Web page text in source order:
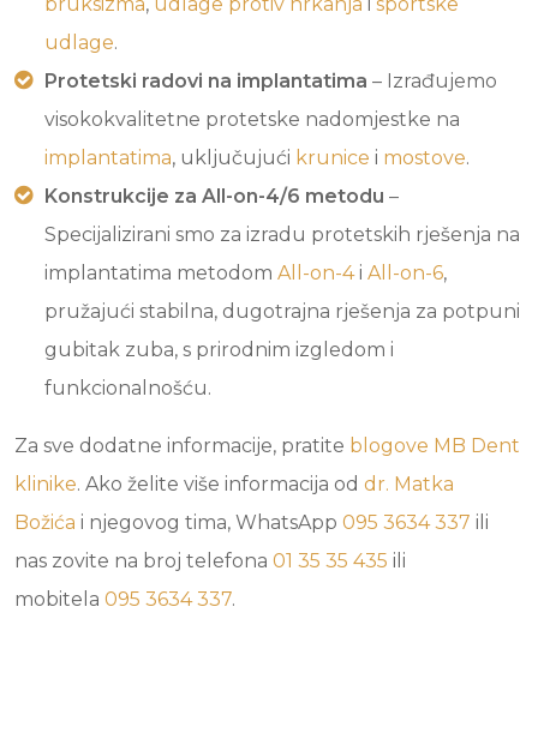
udlage.
Protetski radovi na implantatima – Izrađujemo
visokokvalitetne protetske nadomjestke na
implantatima, uključujući krunice i mostove.
Konstrukcije za All-on-4/6 metodu –
Specijalizirani smo za izradu protetskih rješenja na
implantatima metodom All-on-4i All-on-6,
pružajući stabilna, dugotrajna rješenja za potpuni
gubitak zuba, s prirodnim izgledom i
funkcionalnošću.
Za sve dodatne informacije, pratite blogove MB Dent
klinike. Ako želite više informacija od dr. Matka
Božića i njegovog tima, WhatsApp 095 3634 337 ili
nas zovite na broj telefona 01 35 35 435 ili
mobitela 095 3634 337.